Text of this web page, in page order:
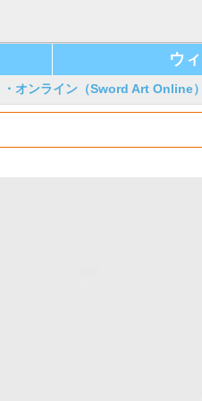
ウ
・オンライン（Sword Art Online）